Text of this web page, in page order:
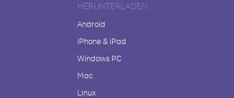
HERUNTERLADEN
Android
iPhone & iPad
Windows PC
Mac
Linux